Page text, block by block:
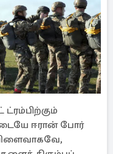
ஈரான் போர்